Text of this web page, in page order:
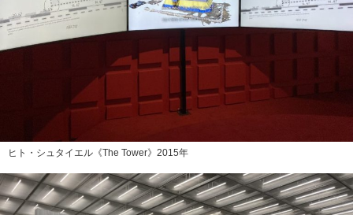
ヒト・シュタイエル《The Tower》2015年